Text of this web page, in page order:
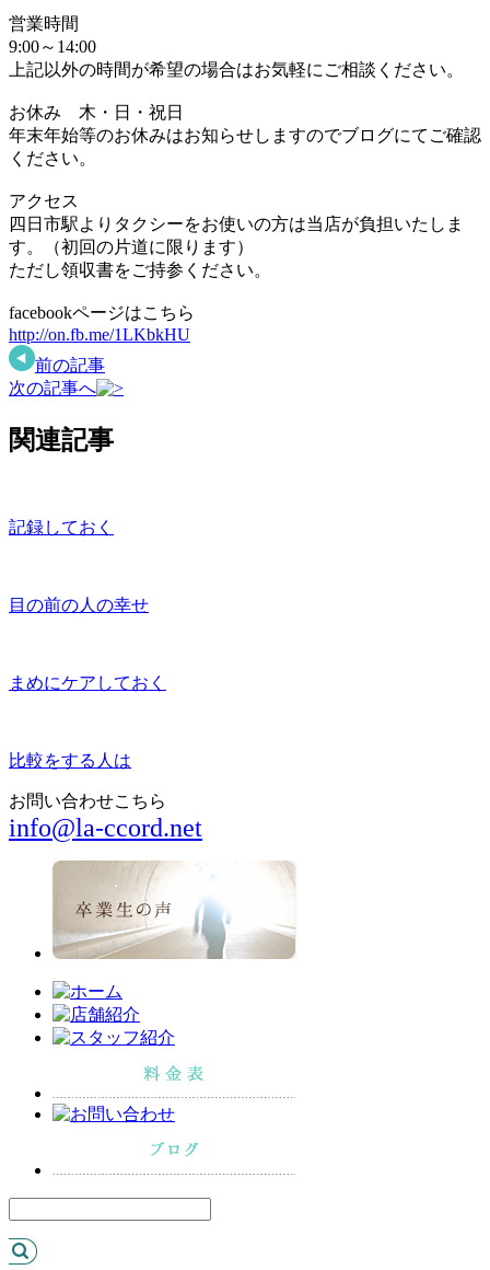
営業時間
9:00～14:00
上記以外の時間が希望の場合はお気軽にご相談ください。
お休み 木・日・祝日
年末年始等のお休みはお知らせしますのでブログにてご確認
ください。
アクセス
四日市駅よりタクシーをお使いの方は当店が負担いたしま
す。（初回の片道に限ります）
ただし領収書をご持参ください。
facebookページはこちら
http://on.fb.me/1LKbkHU
前の記事
次の記事へ
関連記事
記録しておく
目の前の人の幸せ
まめにケアしておく
比較をする人は
お問い合わせこちら
info@la-ccord.net